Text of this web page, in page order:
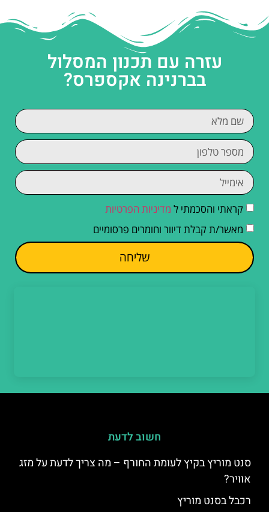
עזרה עם תכנון המסלול
בברנינה אקספרס?
קראתי והסכמתי ל מדיניות הפרטיות
מאשר/ת קבלת דיוור וחומרים פרסומיים
שליחה
חשוב לדעת
סנט מוריץ בקיץ לעומת החורף – מה צריך לדעת על מזג
אוויר?
רכבל בסנט מוריץ